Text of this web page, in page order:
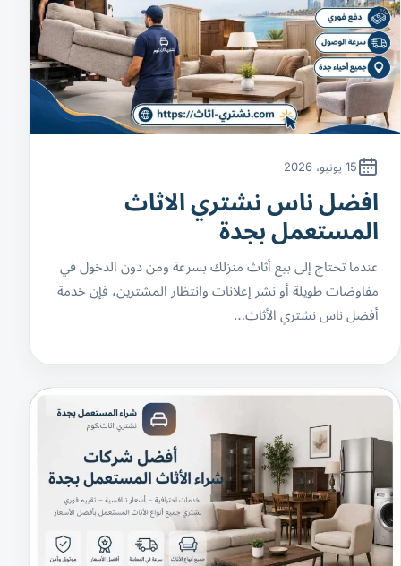
15 يونيو، 2026
افضل ناس نشتري الاثاث
المستعمل بجدة
عندما تحتاج إلى بيع أثاث منزلك بسرعة ومن دون الدخول في
مفاوضات طويلة أو نشر إعلانات وانتظار المشترين، فإن خدمة
أفضل ناس نشتري الأثاث…